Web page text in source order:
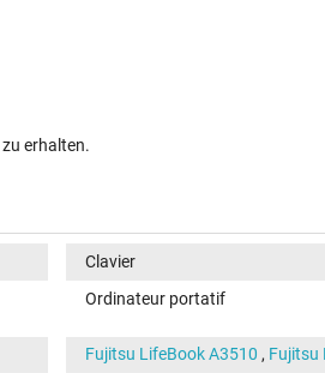
zu erhalten.
Clavier
Ordinateur portatif
Fujitsu LifeBook A3510 , Fujitsu